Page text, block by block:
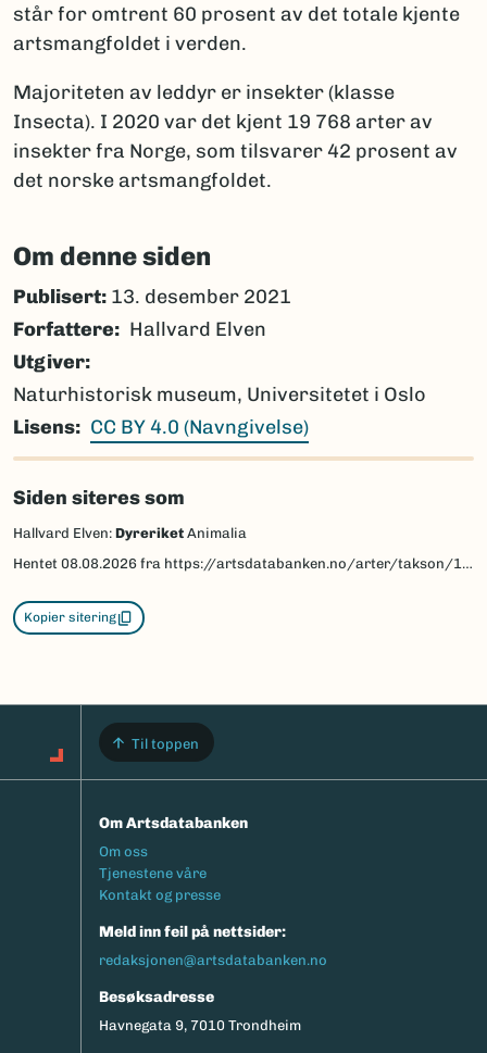
står for omtrent 60 prosent av det totale kjente
artsmangfoldet i verden.
Majoriteten av leddyr er insekter (klasse
Insecta). I 2020 var det kjent 19 768 arter av
insekter fra Norge, som tilsvarer 42 prosent av
det norske artsmangfoldet.
Om denne siden
Publisert: 13. desember 2021
Forfattere
Hallvard Elven
Utgiver
Naturhistorisk museum, Universitetet i Oslo
Lisens
CC BY 4.0 (Navngivelse)
Siden siteres som
Hallvard Elven: Dyreriket Animalia
Hentet 08.08.2026 fra https://artsdatabanken.no/arter/takson/1/beskrivelse
Kopier sitering
Til toppen
Om Artsdatabanken
Footermeny
Om oss
Tjenestene våre
Kontakt og presse
Meld inn feil på nettsider:
redaksjonen@artsdatabanken.no
Besøksadresse
Havnegata 9, 7010 Trondheim